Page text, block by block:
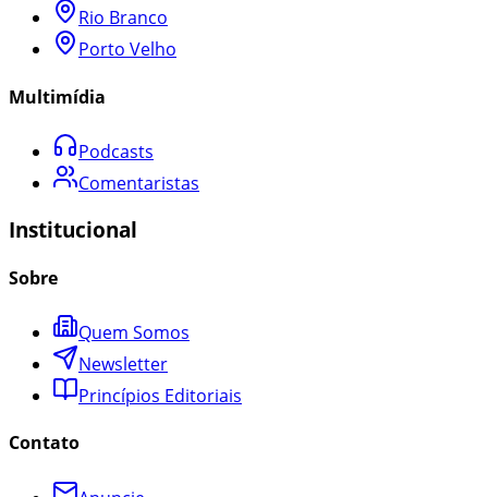
Rio Branco
Porto Velho
Multimídia
Podcasts
Comentaristas
Institucional
Sobre
Quem Somos
Newsletter
Princípios Editoriais
Contato